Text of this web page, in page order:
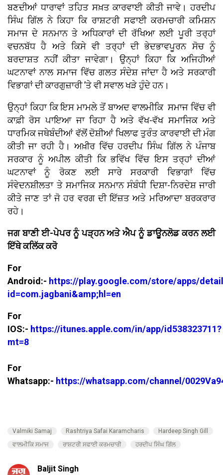
ਬਣਦੀਆਂ ਧਾਰਾਵਾਂ ਤਹਿਤ ਸਖ਼ਤ ਕਾਰਵਾਈ ਕੀਤੀ ਜਾਵੇ। ਹਰਦੀਪ
ਸਿੰਘ ਗਿੱਲ ਨੇ ਕਿਹਾ ਕਿ ਰਾਸ਼ਟਰੀ ਸਫਾਈ ਕਰਮਚਾਰੀ ਕਮਿਸ਼ਨ
ਸਮਾਜ ਦੇ ਸਨਮਾਨ ਤੇ ਅਧਿਕਾਰਾਂ ਦੀ ਰੱਖਿਆ ਲਈ ਪੂਰੀ ਤਰ੍ਹਾਂ
ਵਚਨਬੱਧ ਹੈ ਅਤੇ ਕਿਸੇ ਵੀ ਤਰ੍ਹਾਂ ਦੀ ਭੇਦਭਾਵਪੂਰਨ ਸੋਚ ਨੂੰ
ਬਰਦਾਸ਼ਤ ਨਹੀਂ ਕੀਤਾ ਜਾਵੇਗਾ। ਉਨ੍ਹਾਂ ਕਿਹਾ ਕਿ ਅਜਿਹੀਆਂ
ਘਟਨਾਵਾਂ ਨਾਲ ਸਮਾਜ ਵਿੱਚ ਗਲਤ ਸੰਦੇਸ਼ ਜਾਂਦਾ ਹੈ ਅਤੇ ਸਰਕਾਰੀ
ਵਿਭਾਗਾਂ ਦੀ ਕਾਰਗੁਜ਼ਾਰੀ ’ਤੇ ਵੀ ਸਵਾਲ ਖੜੇ ਹੁੰਦੇ ਹਨ।
ਉਨ੍ਹਾਂ ਕਿਹਾ ਕਿ ਇਸ ਮਾਮਲੇ ਤੋਂ ਬਾਅਦ ਵਾਲਮੀਕਿ ਸਮਾਜ ਵਿੱਚ ਵੀ
ਕਾਫ਼ੀ ਰੋਸ ਪਾਇਆ ਜਾ ਰਿਹਾ ਹੈ ਅਤੇ ਵੱਖ-ਵੱਖ ਸਮਾਜਿਕ ਅਤੇ
ਧਾਰਮਿਕ ਜਥੇਬੰਦੀਆਂ ਵੱਲੋਂ ਦੋਸ਼ੀਆਂ ਖਿਲਾਫ ਤੁਰੰਤ ਕਾਰਵਾਈ ਦੀ ਮੰਗ
ਕੀਤੀ ਜਾ ਰਹੀ ਹੈ। ਅਖ਼ੀਰ ਵਿੱਚ ਹਰਦੀਪ ਸਿੰਘ ਗਿੱਲ ਨੇ ਪੰਜਾਬ
ਸਰਕਾਰ ਨੂੰ ਅਪੀਲ ਕੀਤੀ ਕਿ ਭਵਿੱਖ ਵਿੱਚ ਇਸ ਤਰ੍ਹਾਂ ਦੀਆਂ
ਘਟਨਾਵਾਂ ਨੂੰ ਰੋਕਣ ਲਈ ਸਾਰੇ ਸਰਕਾਰੀ ਵਿਭਾਗਾਂ ਵਿੱਚ
ਸੰਵੇਦਨਸ਼ੀਲਤਾ ਤੇ ਸਮਾਜਿਕ ਸਨਮਾਨ ਸੰਬੰਧੀ ਦਿਸ਼ਾ-ਨਿਰਦੇਸ਼ ਜਾਰੀ
ਕੀਤੇ ਜਾਣ ਤਾਂ ਜੋ ਹਰ ਵਰਗ ਦੀ ਇੱਜ਼ਤ ਅਤੇ ਮਰਿਆਦਾ ਬਰਕਰਾਰ
ਰਹੇ।
ਜਗ ਬਾਣੀ ਈ-ਪੇਪਰ ਨੂੰ ਪੜ੍ਹਨ ਅਤੇ ਐਪ ਨੂੰ ਡਾਊਨਲੋਡ ਕਰਨ ਲਈ
ਇੱਥੇ ਕਲਿੱਕ ਕਰੋ
For
Android:- https://play.google.com/store/apps/
id=com.jagbani&amp;hl=en
For
IOS:- https://itunes.apple.com/in/app/id538323711?
mt=8
For
Whatsapp:- https://whatsapp.com/channel/
Valmiki Samaj Rashtriya Safai Karamcharis
Hardeep Singh Gill
ਵਾਲਮੀਕਿ ਸਮਾਜ
ਰਾਸ਼ਟਰੀ ਸਫਾਈ ਕਰਮਚਾਰੀ ਹਰਦੀਪ ਸਿੰਘ ਗਿੱਲ
Baljit Singh